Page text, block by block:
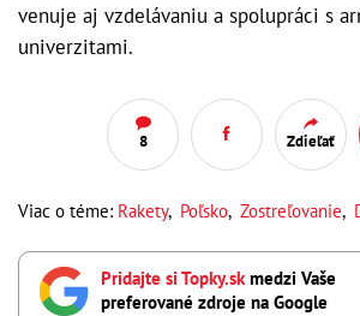
venuje aj vzdelávaniu a spolupráci s
univerzitami.
8 Zdieľať
Viac o téme: Rakety, Poľsko, Zostreľovanie,
Pridajte si Topky.skmedzi Vaše
preferované zdroje na Google